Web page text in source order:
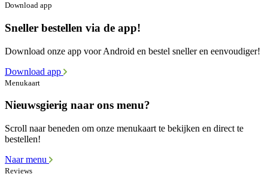
Download app
Sneller bestellen via de app!
Download onze app voor Android en bestel sneller en eenvoudiger!
Download app
Menukaart
Nieuwsgierig naar ons menu?
Scroll naar beneden om onze menukaart te bekijken en direct te
bestellen!
Naar menu
Reviews